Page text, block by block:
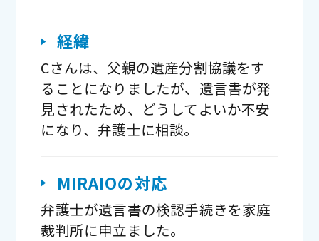
経緯
Cさんは、父親の遺産分割協議をす
ることになりましたが、遺言書が発
見されたため、どうしてよいか不安
になり、弁護士に相談。
MIRAIOの対応
弁護士が遺言書の検認手続きを家庭
裁判所に申立ました。